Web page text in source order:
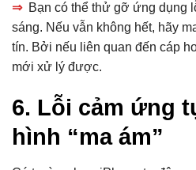
⇒ Bạn có thể thử gỡ ứng dụng
sáng. Nếu vẫn không hết, hãy
tín. Bởi nếu liên quan đến cáp
mới xử lý được.
6. Lỗi cảm ứng
hình “ma ám”